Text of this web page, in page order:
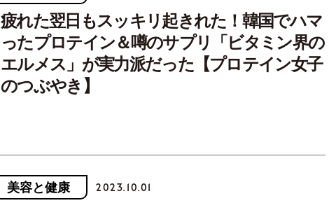
疲れた翌日もスッキリ起きれた！韓国でハマ
ったプロテイン＆噂のサプリ「ビタミン界の
エルメス」が実力派だった【プロテイン女子
のつぶやき】
美容と健康 2023.10.01